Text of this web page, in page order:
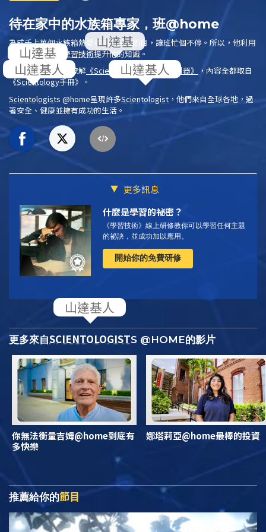
待在家中的水族箱專家，班@home
為成千上萬個水族箱熱愛者創造線上節目，讓班忙個不停。所以，他利用
空閒時間，應用
學習技術提升他的知識。
在免費線上研修，瞭解 《Scientology：生活中的利器》
，內容全都取自
《Scientology手冊》 。
Scientologists @home呈現許多Scientologist ，他們來自全球各地，過
著安全、健康並擁有成功的生活。
更多訊息
什麼是學習的祕密？
《學習技術》線上研修教你可以學習任何主題
的祕訣，並成功加以應用。
開始你的免費研修
更多來自SCIENTOLOGISTS @HOME的影片
你無法衡量吉姆@home到底有
多快樂
娜塔莉亞@home最棒的投資
推薦給你的節目